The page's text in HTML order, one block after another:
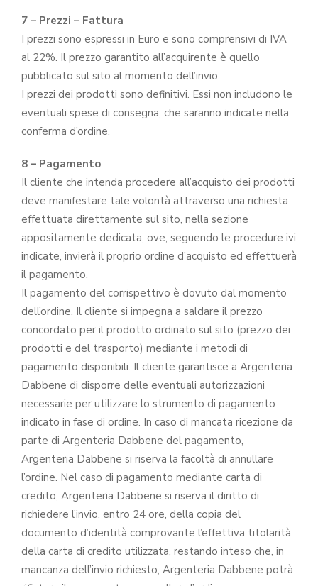
7 – Prezzi – Fattura
I prezzi sono espressi in Euro e sono comprensivi di IVA
al 22%. Il prezzo garantito all’acquirente è quello
pubblicato sul sito al momento dell’invio.
I prezzi dei prodotti sono definitivi. Essi non includono le
eventuali spese di consegna, che saranno indicate nella
conferma d’ordine.
8 – Pagamento
Il cliente che intenda procedere all’acquisto dei prodotti
deve manifestare tale volontà attraverso una richiesta
effettuata direttamente sul sito, nella sezione
appositamente dedicata, ove, seguendo le procedure ivi
indicate, invierà il proprio ordine d’acquisto ed effettuerà
il pagamento.
Il pagamento del corrispettivo è dovuto dal momento
dell’ordine. Il cliente si impegna a saldare il prezzo
concordato per il prodotto ordinato sul sito (prezzo dei
prodotti e del trasporto) mediante i metodi di
pagamento disponibili. Il cliente garantisce a Argenteria
Dabbene di disporre delle eventuali autorizzazioni
necessarie per utilizzare lo strumento di pagamento
indicato in fase di ordine. In caso di mancata ricezione da
parte di Argenteria Dabbene del pagamento,
Argenteria Dabbene si riserva la facoltà di annullare
l’ordine. Nel caso di pagamento mediante carta di
credito, Argenteria Dabbene si riserva il diritto di
richiedere l’invio, entro 24 ore, della copia del
documento d’identità comprovante l’effettiva titolarità
della carta di credito utilizzata, restando inteso che, in
mancanza dell’invio richiesto, Argenteria Dabbene potrà